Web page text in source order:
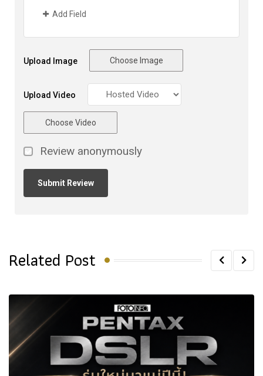
Add Field
Upload Image Choose Image
Upload Video
Choose Video
Review anonymously
Related Post